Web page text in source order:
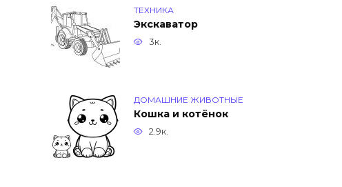
ТЕХНИКА
Экскаватор
3к.
ДОМАШНИЕ ЖИВОТНЫЕ
Кошка и котёнок
2.9к.